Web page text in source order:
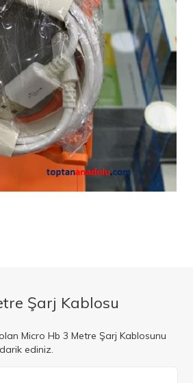
Şarj Kablosu
Micro Hb 3 Metre Şarj Kablosunu
ediniz.